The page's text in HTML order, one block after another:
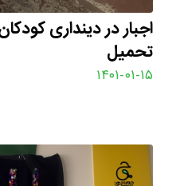
اجبار در دینداری
تحمیل
۱۴۰۱-۰۱-۱۵